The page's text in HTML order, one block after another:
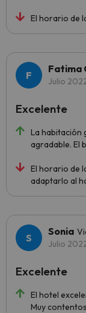
El horario de
Fatima
Julio
La habitación
agradable. El
El horario de
adaptarlo al
Excelente
Sonia
Julio
El hotel
Muy
Excelente